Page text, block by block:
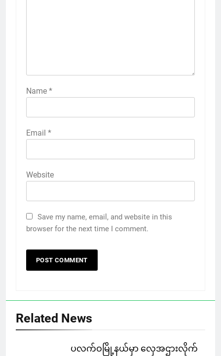
Name *
Email *
Website
Save my name, email, and website in this
browser for the next time I comment.
Related News
ပလက်ဝမြို့နယ်မှာ လှေအဌားလိုက်